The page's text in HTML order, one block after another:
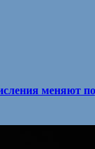
меняют